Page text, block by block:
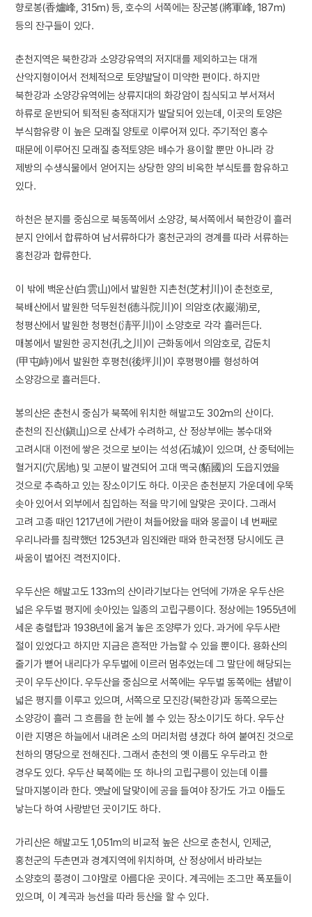
향로봉(香爐峰, 315m) 등, 호수의 서쪽에는 장군봉(將軍峰, 187m)
등의 잔구들이 있다.
춘천지역은 북한강과 소양강유역의 저지대를 제외하고는 대개
산악지형이어서 전체적으로 토양발달이 미약한 편이다. 하지만
북한강과 소양강유역에는 상류지대의 화강암이 침식되고 부서져서
하류로 운반되어 퇴적된 충적대지가 발달되어 있는데, 이곳의 토양은
부식함유량 이 높은 모래질 양토로 이루어져 있다. 주기적인 홍수
때문에 이루어진 모래질 충적토양은 배수가 용이할 뿐만 아니라 강
제방의 수생식물에서 얻어지는 상당한 양의 비옥한 부식토를 함유하고
있다.
하천은 분지를 중심으로 북동쪽에서 소양강, 북서쪽에서 북한강이 흘러
분지 안에서 합류하여 남서류하다가 홍천군과의 경계를 따라 서류하는
홍천강과 합류한다.
이 밖에 백운산(白雲山)에서 발원한 지촌천(芝村川)이 춘천호로,
북배산에서 발원한 덕두원천(德斗院川)이 의암호(衣巖湖)로,
청평산에서 발원한 청평천(淸平川)이 소양호로 각각 흘러든다.
매봉에서 발원한 공지천(孔之川)이 근화동에서 의암호로, 갑둔치
(甲屯峙)에서 발원한 후평천(後坪川)이 후평평야를 형성하여
소양강으로 흘러든다.
봉의산은 춘천시 중심가 북쪽에 위치한 해발고도 302m의 산이다.
춘천의 진산(鎭山)으로 산세가 수려하고, 산 정상부에는 봉수대와
고려시대 이전에 쌓은 것으로 보이는 석성(石城)이 있으며, 산 중턱에는
혈거지(穴居地) 및 고분이 발견되어 고대 맥국(貊國)의 도읍지였을
것으로 추측하고 있는 장소이기도 하다. 이곳은 춘천분지 가운데에 우뚝
솟아 있어서 외부에서 침입하는 적을 막기에 알맞은 곳이다. 그래서
고려 고종 때인 1217년에 거란이 쳐들어왔을 때와 몽골이 네 번째로
우리나라를 침략했던 1253년과 임진왜란 때와 한국전쟁 당시에도 큰
싸움이 벌어진 격전지이다.
우두산은 해발고도 133m의 산이라기보다는 언덕에 가까운 우두산은
넓은 우두벌 평지에 솟아있는 일종의 고립구릉이다. 정상에는 1955년에
세운 충렬탑과 1938년에 옮겨 놓은 조양루가 있다. 과거에 우두사란
절이 있었다고 하지만 지금은 흔적만 가늠할 수 있을 뿐이다. 용화산의
줄기가 뻗어 내리다가 우두벌에 이르러 멈추었는데 그 말단에 해당되는
곳이 우두산이다. 우두산을 중심으로 서쪽에는 우두벌 동쪽에는 샘밭이
넓은 평지를 이루고 있으며, 서쪽으로 모진강(북한강)과 동쪽으로는
소양강이 흘러 그 흐름을 한 눈에 볼 수 있는 장소이기도 하다. 우두산
이란 지명은 하늘에서 내려온 소의 머리처럼 생겼다 하여 붙여진 것으로
천하의 명당으로 전해진다. 그래서 춘천의 옛 이름도 우두라고 한
경우도 있다. 우두산 북쪽에는 또 하나의 고립구릉이 있는데 이를
달마지봉이라 한다. 옛날에 달맞이에 공을 들여야 장가도 가고 아들도
낳는다 하여 사랑받던 곳이기도 하다.
가리산은 해발고도 1,051m의 비교적 높은 산으로 춘천시, 인제군,
홍천군의 두촌면과 경계지역에 위치하며, 산 정상에서 바라보는
소양호의 풍경이 그야말로 아름다운 곳이다. 계곡에는 조그만 폭포들이
있으며, 이 계곡과 능선을 따라 등산을 할 수 있다.